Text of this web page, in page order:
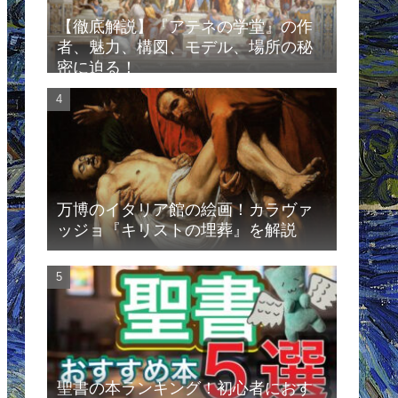
【徹底解説】『アテネの学堂』の作
者、魅力、構図、モデル、場所の秘
密に迫る！
万博のイタリア館の絵画！カラヴァ
ッジョ『キリストの埋葬』を解説
聖書の本ランキング！初心者におす